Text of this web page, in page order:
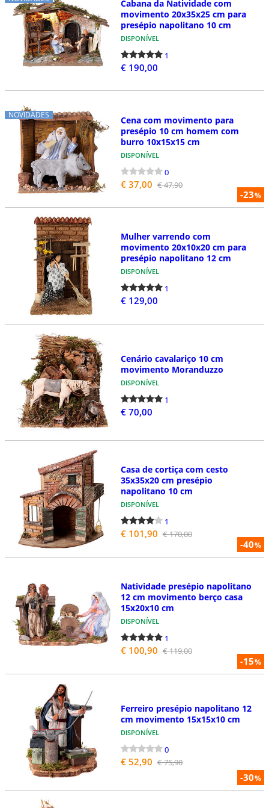
Cabana da Natividade com
movimento 20x35x25 cm para
presépio napolitano 10 cm
DISPONÍVEL
1
€ 190,00
NOVIDADES
-23%
Cena com movimento para
presépio 10 cm homem com
burro 10x15x15 cm
DISPONÍVEL
0
€ 37,00 € 47,90
Mulher varrendo com
movimento 20x10x20 cm para
presépio napolitano 12 cm
DISPONÍVEL
1
€ 129,00
Cenário cavalariço 10 cm
movimento Moranduzzo
DISPONÍVEL
1
€ 70,00
-40%
Casa de cortiça com cesto
35x35x20 cm presépio
napolitano 10 cm
DISPONÍVEL
1
€ 101,90 € 170,00
-15%
Natividade presépio napolitano
12 cm movimento berço casa
15x20x10 cm
DISPONÍVEL
1
€ 100,90 € 119,00
-30%
Ferreiro presépio napolitano 12
cm movimento 15x15x10 cm
DISPONÍVEL
0
€ 52,90 € 75,90